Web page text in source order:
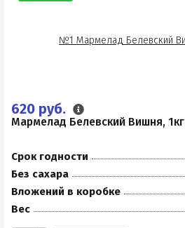
620 руб.
Мармелад Белевский Вишня, 1кг
Срок годности
Без сахара
Вложений в коробке
Вес